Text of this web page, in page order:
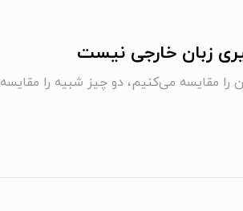
زبان خارجی نیست
را مقایسه می‌کنیم، دو چیز شبیه را مقایسه